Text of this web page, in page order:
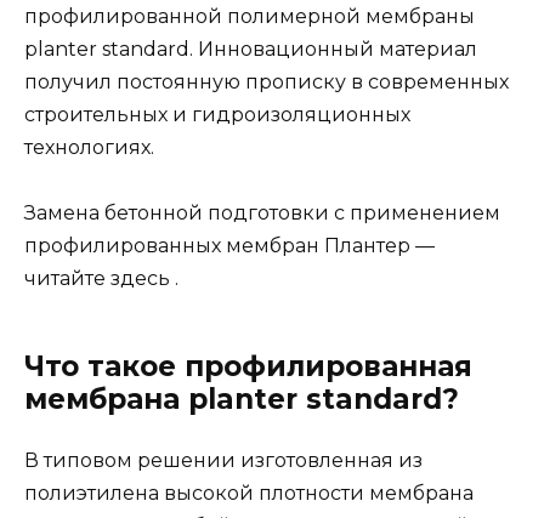
профилированной полимерной мембраны
planter standard. Инновационный материал
получил постоянную прописку в современных
строительных и гидроизоляционных
технологиях.
Замена бетонной подготовки с применением
профилированных мембран Плантер —
читайте здесь .
Что такое профилированная
мембрана planter standard?
В типовом решении изготовленная из
полиэтилена высокой плотности мембрана